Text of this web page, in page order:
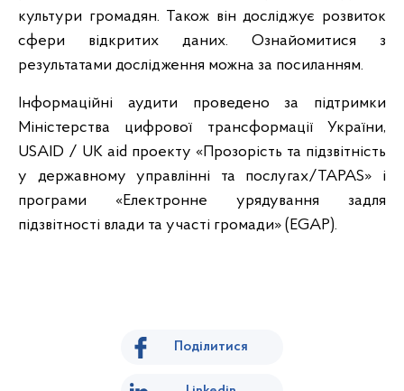
культури громадян. Також він досліджує розвиток
сфери відкритих даних. Ознайомитися з
результатами дослідження можна за посиланням.
Інформаційні аудити проведено за підтримки
Міністерства цифрової трансформації України,
USAID / UK aid проекту «Прозорість та підзвітність
у державному управлінні та послугах/TAPAS» і
програми «Електронне урядування задля
підзвітності влади та участі громади» (EGAP).
Поділитися